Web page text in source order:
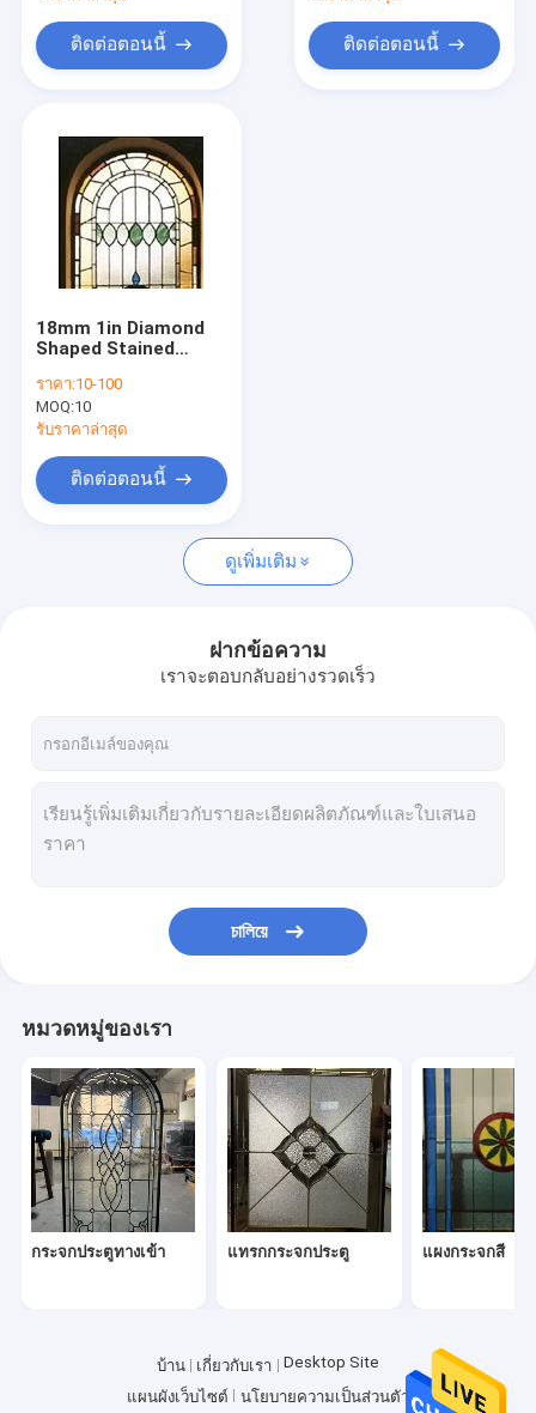
กระจกประตูทางเข้า
แทรกกระจกประตู
แผงกระจกสี
ประตูเหล็กดัด
หน่วยกระจกฉนวน
รูปแบบแก้วที่คลุมเครือ
กระจกนิรภัยลามิเนต
กรอบกระจกประตู
ติดต่อตอนนี้ ติดต่อตอนนี้
18mm 1in Diamond
Shaped Stained
Windows สไตล์
วิคตอเรียน
ราคา:10-100
MOQ:10
รับราคาล่าสุด
ติดต่อตอนนี้
ดูเพิ่มเติม
ฝากข้อความ
เราจะตอบกลับอย่างรวดเร็ว
চালিয়ে
หมวดหมู่ของเรา
กระจกประตูทางเข้า แทรกกระจกประตู แผงกระจกสี
บ้าน เกี่ยวกับเรา
Desktop Site
แผนผังเว็บไซต์
นโยบายความเป็นส่วนตัว